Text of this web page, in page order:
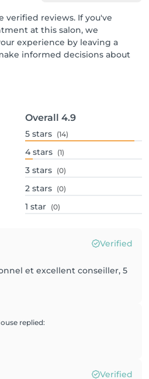
verified reviews. If you've
at this salon, we
experience by leaving a
informed decisions about
Overall 4.9
5 stars (14)
4 stars (1)
3 stars (0)
2 stars (0)
1 star (0)
Verified
et excellent conseiller, 5
replied:
Verified